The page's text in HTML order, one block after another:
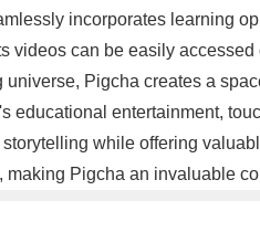
incorporates learning
videos can be easily
universe, Pigcha creates a
educational entertainment,
while offering
making Pigcha an invaluable